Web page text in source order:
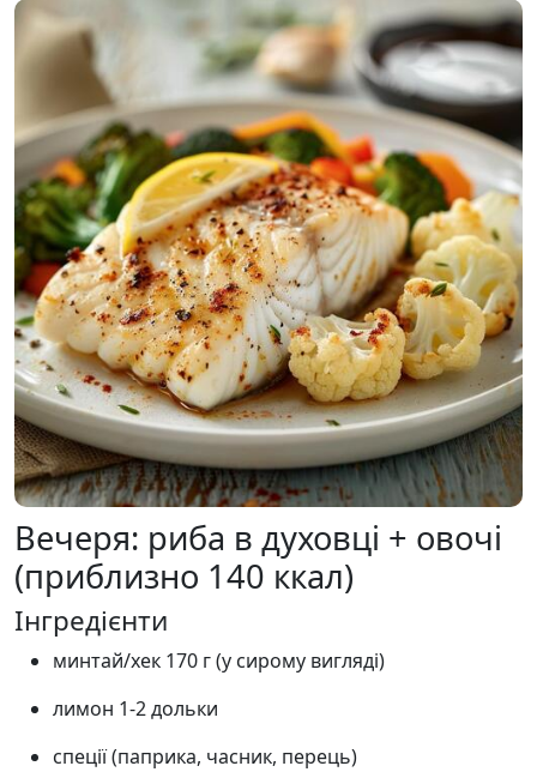
Вечеря: риба в духовці + овочі
(приблизно 140 ккал)
Інгредієнти
минтай/хек 170 г (у сирому вигляді)
лимон 1-2 дольки
спеції (паприка, часник, перець)